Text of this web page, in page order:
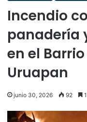
Incendio
panadería
en el
Uruapan
junio 30, 2026 92